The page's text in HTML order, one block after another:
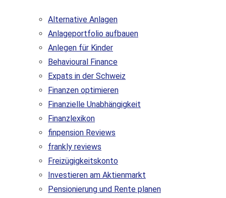
Alternative Anlagen
Anlageportfolio aufbauen
Anlegen für Kinder
Behavioural Finance
Expats in der Schweiz
Finanzen optimieren
Finanzielle Unabhängigkeit
Finanzlexikon
finpension Reviews
frankly reviews
Freizügigkeitskonto
Investieren am Aktienmarkt
Pensionierung und Rente planen